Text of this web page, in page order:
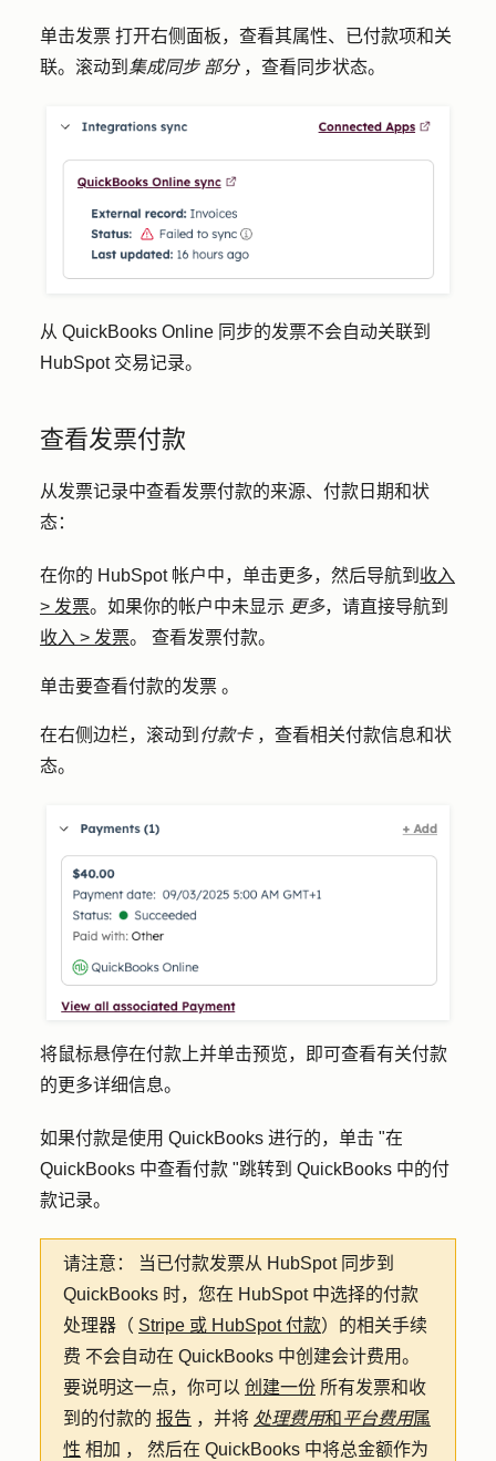
单击发票 打开右侧面板，查看其属性、已付款项和关
联。滚动到 集成同步部分 ，查看同步状态。
从 QuickBooks Online 同步的发票不会自动关联到
HubSpot 交易记录。
查看发票付款
从发票记录中查看发票付款的来源、付款日期和状
态：
在你的 HubSpot 帐户中，单击更多，然后导航到 收入
> 发票。如果你的帐户中未显示 更多，请直接导航到
收入 > 发票。 查看发票付款。
单击要查看付款的发票 。
在右侧边栏，滚动到 付款卡 ，查看相关付款信息和状
态。
将鼠标悬停在付款上并单击预览，即可查看有关付款
的更多详细信息。
如果付款是使用 QuickBooks 进行的，单击 "在
QuickBooks 中查看付款 "跳转到 QuickBooks 中的付
款记录。
请注意：
当已付款发票从 HubSpot 同步到
QuickBooks 时，您在 HubSpot 中选择的付款
处理器（ Stripe 或 HubSpot 付款） 的相关手续
费 不会自动在 QuickBooks 中创建会计费用。
要说明这一点，你可以 创建一份 所有发票和收
到的付款的 报告 ，并将 处理费用和 平台费用属
性 相加 ， 然后在 QuickBooks 中将总金额作为